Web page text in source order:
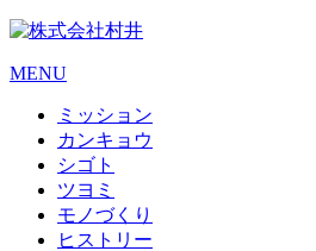
MENU
ミッション
カンキョウ
シゴト
ツヨミ
モノづくり
ヒストリー